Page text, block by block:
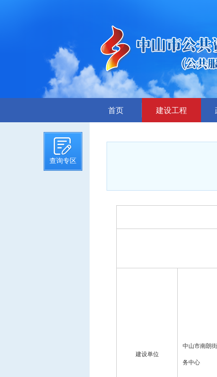
查询专区
首页 建设工程
招标文件提前公示
评标结果公示
建设单位
中山市南朗
务中心